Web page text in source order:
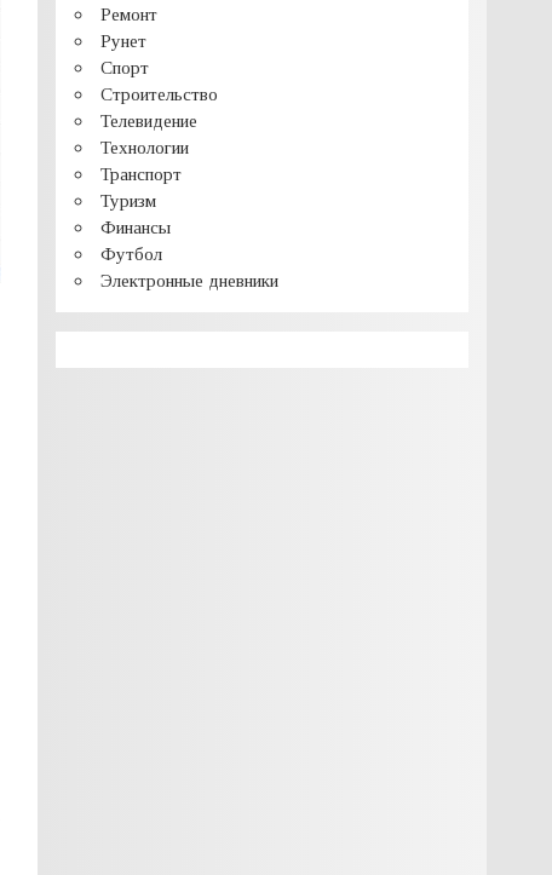
Ремонт
Рунет
Спорт
Строительство
Телевидение
Технологии
Транспорт
Туризм
Финансы
Футбол
Электронные дневники